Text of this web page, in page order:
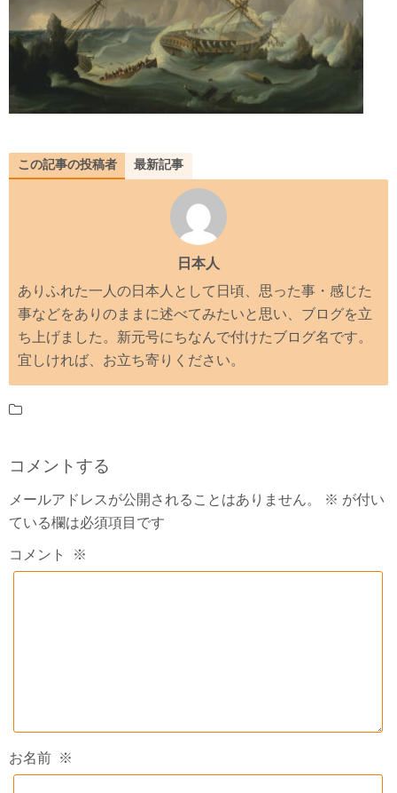
この記事の投稿者 最新記事
日本人
ありふれた一人の日本人として日頃、思った事・感じた
事などをありのままに述べてみたいと思い、ブログを立
ち上げました。新元号にちなんで付けたブログ名です。
宜しければ、お立ち寄りください。
コメントする
メールアドレスが公開されることはありません。 ※ が付い
ている欄は必須項目です
コメント ※
お名前 ※